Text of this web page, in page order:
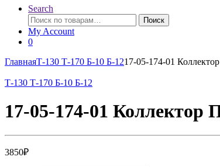
Search
Искать:
Поиск
My Account
0
ГлавнаяТ-130 Т-170 Б-10 Б-1217-05-174-01
Т-130 Т-170 Б-10 Б-12
17-05-174-01 Коллектор
3850₽